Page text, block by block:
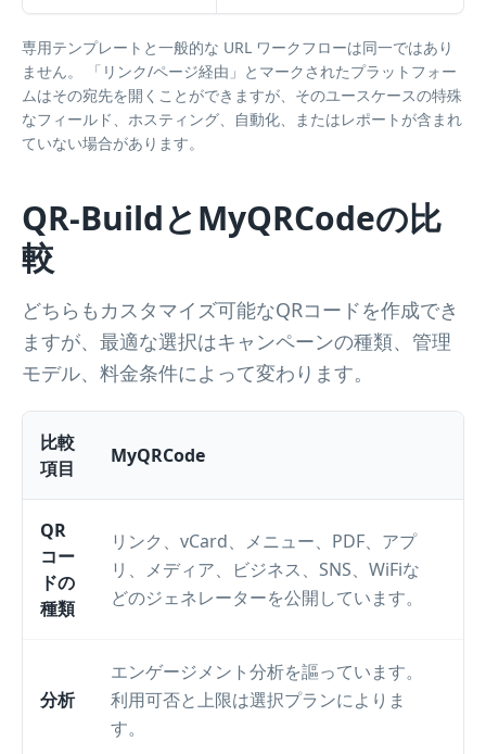
専用テンプレートと一般的な URL ワークフローは同一ではあり
ません。 「リンク/ページ経由」とマークされたプラットフォー
ムはその宛先を開くことができますが、そのユースケースの特殊
なフィールド、ホスティング、自動化、またはレポートが含まれ
ていない場合があります。
QR-BuildとMyQRCodeの比
較
どちらもカスタマイズ可能なQRコードを作成でき
ますが、最適な選択はキャンペーンの種類、管理
モデル、料金条件によって変わります。
比較
項目
MyQRCode
QR
コー
ドの
種類
リンク、vCard、メニュー、PDF、アプ
リ、メディア、ビジネス、SNS、WiFiな
どのジェネレーターを公開しています。
分析
エンゲージメント分析を謳っています。
利用可否と上限は選択プランによりま
す。